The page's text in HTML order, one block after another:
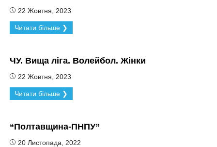
22 Жовтня, 2023
Читати більше ❯
ЧУ. Вища ліга. Волейбол. Жінки
22 Жовтня, 2023
Читати більше ❯
“Полтавщина-ПНПУ”
20 Листопада, 2022